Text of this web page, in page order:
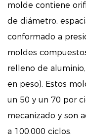
molde contiene
de diámetro,
conformado a
moldes
relleno de
en peso). Estos
un 50 y un 70 por
mecanizado y son
a 100.000 ciclos.